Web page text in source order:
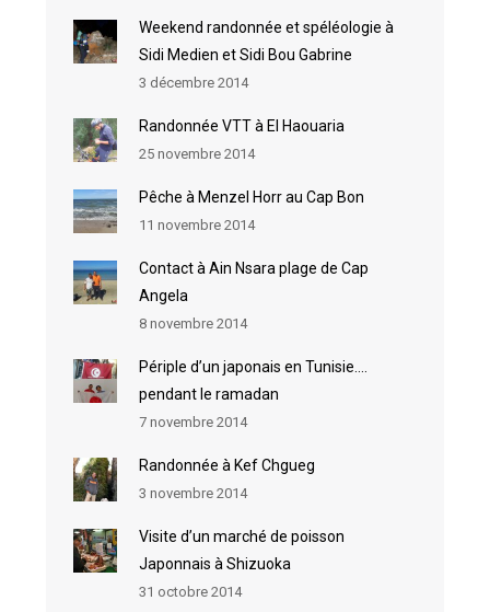
Weekend randonnée et spéléologie à
Sidi Medien et Sidi Bou Gabrine
3 décembre 2014
Randonnée VTT à El Haouaria
25 novembre 2014
Pêche à Menzel Horr au Cap Bon
11 novembre 2014
Contact à Ain Nsara plage de Cap
Angela
8 novembre 2014
Périple d’un japonais en Tunisie….
pendant le ramadan
7 novembre 2014
Randonnée à Kef Chgueg
3 novembre 2014
Visite d’un marché de poisson
Japonnais à Shizuoka
31 octobre 2014